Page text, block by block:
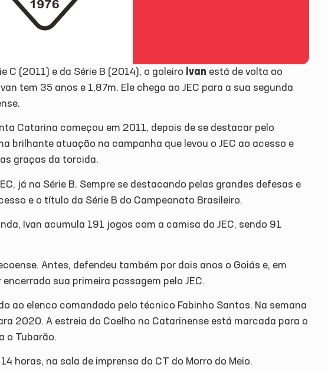
C (2011) e da Série B (2014), o goleiro Ivan está de volta ao
tem 35 anos e 1,87m. Ele chega ao JEC para a sua segunda
Catarina começou em 2011, depois de se destacar pelo
brilhante atuação na campanha que levou o JEC ao acesso e
graças da torcida.
já na Série B. Sempre se destacando pelas grandes defesas e
e o título da Série B do Campeonato Brasileiro.
Ivan acumula 191 jogos com a camisa do JEC, sendo 91
Antes, defendeu também por dois anos o Goiás e, em
sua primeira passagem pelo JEC.
ao elenco comandado pelo técnico Fabinho Santos. Na semana
2020. A estreia do Coelho no Catarinense está marcada para o
o Tubarão.
horas, na sala de imprensa do CT do Morro do Meio.